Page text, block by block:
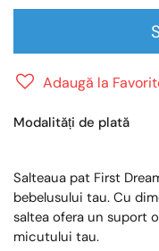
Adaugă la
Modalități de plată
Salteaua pat First
bebelusului tau. Cu
saltea ofera un suport
micutului tau.